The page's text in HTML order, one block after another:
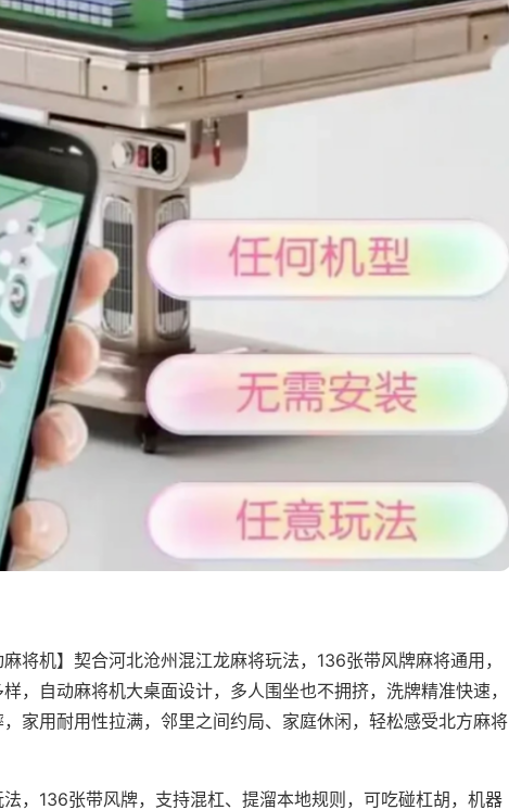
麻将机】契合河北沧州混江龙麻将玩法，136张带风牌麻将通用，
，自动麻将机大桌面设计，多人围坐也不拥挤，洗牌精准快速，
家用耐用性拉满，邻里之间约局、家庭休闲，轻松感受北方麻将
，136张带风牌，支持混杠、提溜本地规则，可吃碰杠胡，机器